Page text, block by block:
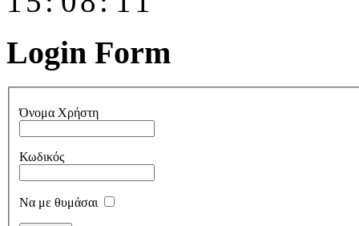
Login Form
Όνομα Χρήστη
Κωδικός
Να με θυμάσαι